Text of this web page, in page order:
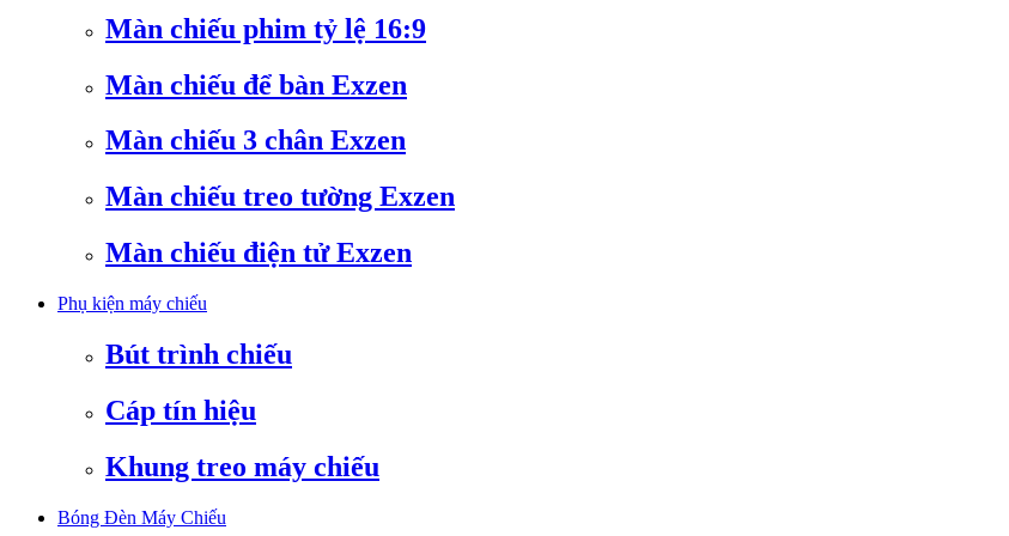
Màn chiếu phim tỷ lệ 16:9
Màn chiếu để bàn Exzen
Màn chiếu 3 chân Exzen
Màn chiếu treo tường Exzen
Màn chiếu điện tử Exzen
Phụ kiện máy chiếu
Bút trình chiếu
Cáp tín hiệu
Khung treo máy chiếu
Bóng Đèn Máy Chiếu